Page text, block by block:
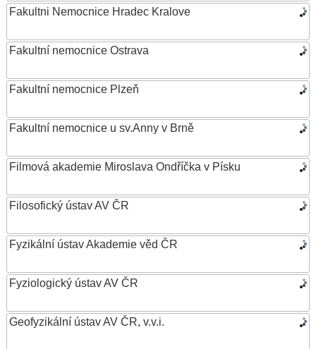
Fakultni Nemocnice Hradec Kralove
Fakultní nemocnice Ostrava
Fakultní nemocnice Plzeň
Fakultní nemocnice u sv.Anny v Brně
Filmová akademie Miroslava Ondříčka v Písku
Filosofický ústav AV ČR
Fyzikální ústav Akademie věd ČR
Fyziologický ústav AV ČR
Geofyzikální ústav AV ČR, v.v.i.